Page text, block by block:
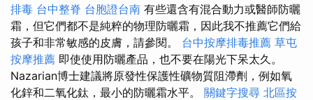
排毒 台中整脊 台胞證台南 有些還含有混合動力或醫師防曬
霜，但它們都不是純粹的物理防曬霜，因此我不推薦它們給
孩子和非常敏感的皮膚，請參閱。 台中按摩排毒推薦 草屯
按摩推薦 即使使用防曬產品，也不要在陽光下呆太久。
Nazarian博士建議將原發性保護性礦物質阻滯劑，例如氧
化鋅和二氧化鈦，最小的防曬霜水平。 關鍵字搜尋 北區按